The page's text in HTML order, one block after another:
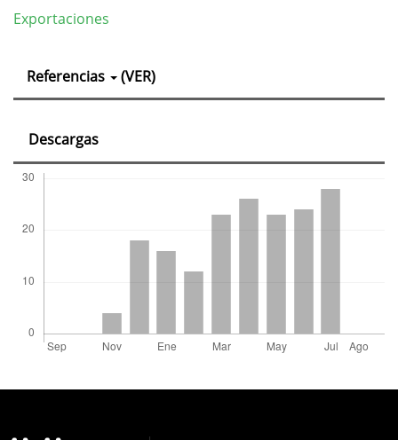
Exportaciones
Detalles
del
artículo
Referencias (VER)
Descargas